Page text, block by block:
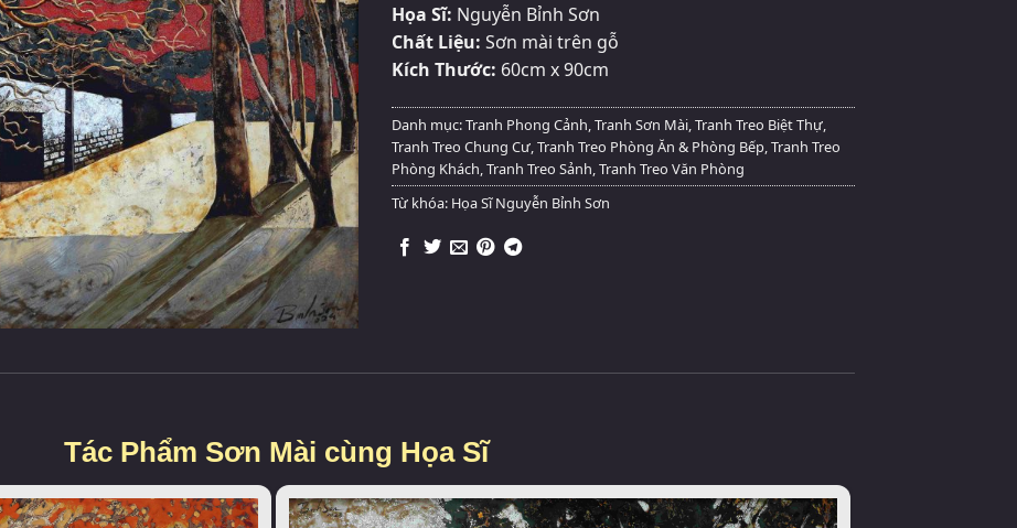
Họa Sĩ: Nguyễn Bỉnh Sơn
Chất Liệu: Sơn mài trên gỗ
Kích Thước: 60cm x 90cm
Danh mục:Tranh Phong Cảnh Tranh Sơn Mài Tranh Treo Biệt Thự
Tranh Treo Chung Cư Tranh Treo Phòng Ăn & Phòng Bếp Tranh Treo
Phòng Khách Tranh Treo Sảnh Tranh Treo Văn Phòng
Từ khóa: Họa Sĩ Nguyễn Bỉnh Sơn
Tác Phẩm Sơn Mài cùng Họa Sĩ